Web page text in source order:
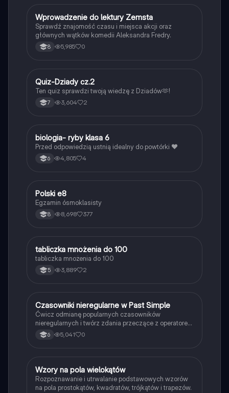
WJęzyk polski
Wprowadzenie do lektury Zemsta
Sprawdź znajomość czasu i miejsca akcji oraz
głównych wątków komedii Aleksandra Fredry.
8 5,985 0
QJęzyk polski
Quiz-Dziady cz.2
Ten quiz sprawdzi twoją wiedzę z Dziadów🫶!
7 3,604 2
BBiologia
biologia- ryby klasa 6
Przed odpowiedzią ustnią idealny do powtórki ❤️
6 4,805 4
Język polski
Polski e8
Egzamin ósmoklasisty
8 8,698 377
TMatematyka
tabliczka mnożenia do 100
tabliczka mnożenia do 100
5 3,889 2
CJęzyk angielski
Czasowniki nieregularne w Past Simple
Ćwicz odmianę popularnych czasowników
nieregularnych i twórz zdania przeczące z operatorem
didn't w czasie Past Simple.
6 5,041 0
WMatematyka
Wzory na pola wielokątów
Rozpoznawanie i utrwalanie podstawowych wzorów
na pola prostokątów, kwadratów, trójkątów i trapezów.